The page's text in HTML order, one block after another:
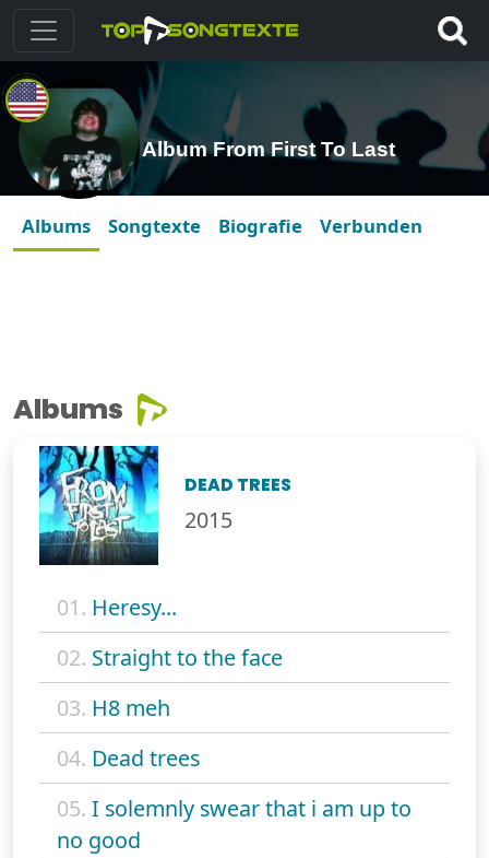
Album From First To Last
Albums Songtexte Biografie Verbunden
Albums
DEAD TREES
2015
01. Heresy...
02. Straight to the face
03. H8 meh
04. Dead trees
05. I solemnly swear that i am up to
no good